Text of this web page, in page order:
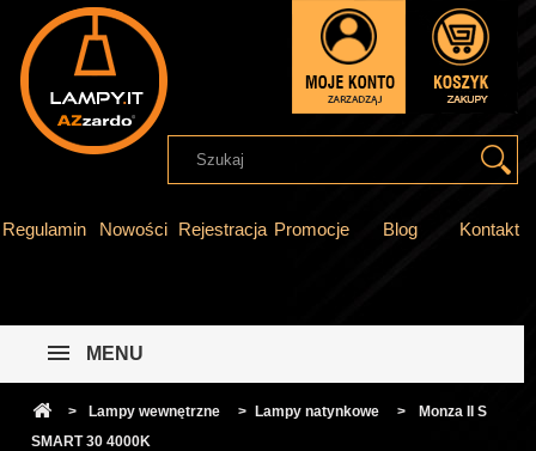
Regulamin Nowości Rejestracja Promocje Blog Kontakt
MENU
> Lampy wewnętrzne > Lampy natynkowe >
Monza II S
SMART 30 4000K